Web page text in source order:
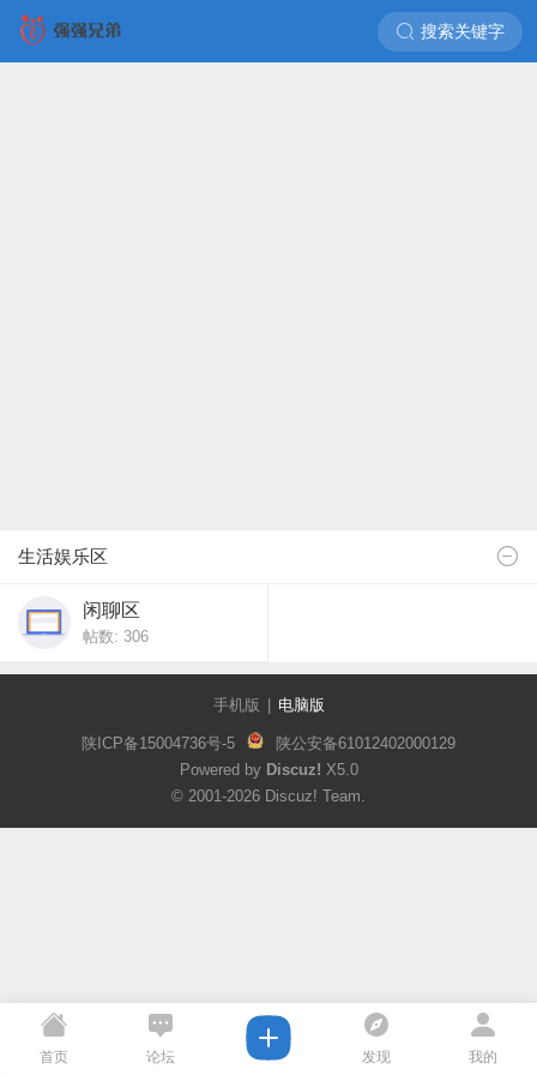
搜索关键字
生活娱乐区
闲聊区
帖数: 306
手机版 电脑版
陕ICP备15004736号-5
陕公安备61012402000129
Powered by Discuz! X5.0
© 2001-2026 Discuz! Team.
首页 论坛 发现 我的